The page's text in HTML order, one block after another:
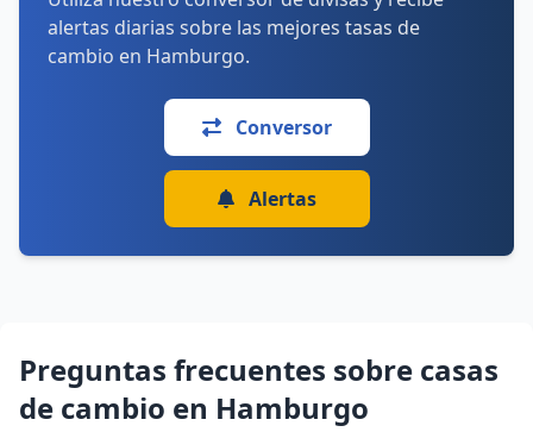
alertas diarias sobre las mejores tasas de
cambio en Hamburgo.
Conversor
Alertas
Preguntas frecuentes sobre casas
de cambio en Hamburgo